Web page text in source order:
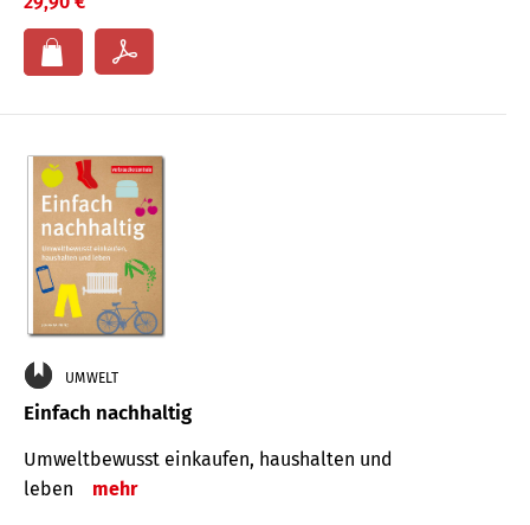
UMWELT
Einfach nachhaltig
Umweltbewusst einkaufen, haushalten und
leben
mehr